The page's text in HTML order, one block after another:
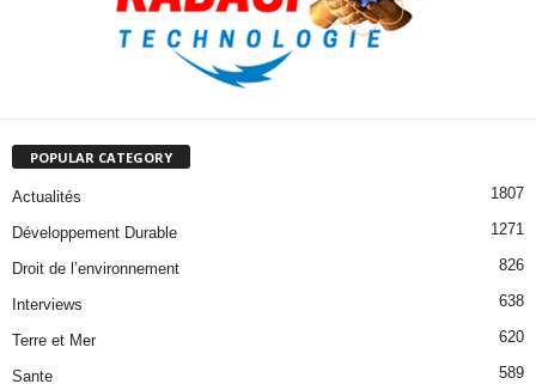
POPULAR CATEGORY
Actualités 1807
Développement Durable 1271
Droit de l’environnement 826
Interviews 638
Terre et Mer 620
Sante 589